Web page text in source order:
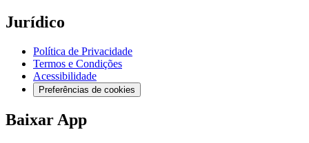
Jurídico
Política de Privacidade
Termos e Condições
Acessibilidade
Preferências de cookies
Baixar App